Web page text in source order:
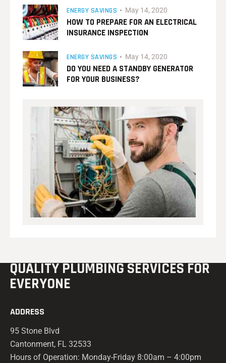
ENERGY SAVINGS May 14, 2020
HOW TO PREPARE FOR AN ELECTRICAL
INSURANCE INSPECTION
ENERGY SAVINGS May 14, 2020
DO YOU NEED A STANDBY GENERATOR
FOR YOUR BUSINESS?
QUALITY PLUMBINGSERVICES FOR
EVERYONE
ADDRESS
95 Stone Blvd
Cantonment, FL 32533
Hours of Operation: Monday-Friday 8:00am – 4:00pm